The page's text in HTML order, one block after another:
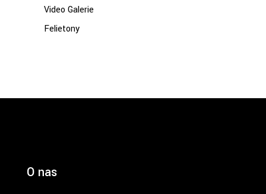
Video Galerie
Felietony
O nas